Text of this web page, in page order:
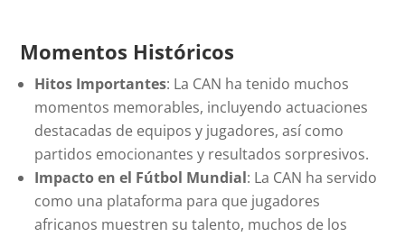
Momentos Históricos
Hitos Importantes: La CAN ha tenido muchos
momentos memorables, incluyendo actuaciones
destacadas de equipos y jugadores, así como
partidos emocionantes y resultados sorpresivos.
Impacto en el Fútbol Mundial: La CAN ha servido
como una plataforma para que jugadores
africanos muestren su talento, muchos de los